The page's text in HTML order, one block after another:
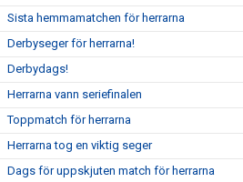
Sista hemmamatchen för herrarna
Derbyseger för herrarna!
Derbydags!
Herrarna vann seriefinalen
Toppmatch för herrarna
Herrarna tog en viktig seger
Dags för uppskjuten match för herrarna